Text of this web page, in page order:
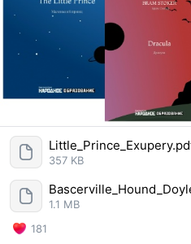
357 KB
1.1 MB
181